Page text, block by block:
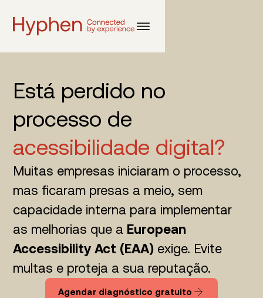
Está perdido no
processo de
acessibilidade digital?
Muitas empresas iniciaram o processo,
mas ficaram presas a meio, sem
capacidade interna para implementar
as melhorias que a European
Accessibility Act (EAA) exige. Evite
multas e proteja a sua reputação.
Agendar diagnóstico gratuito